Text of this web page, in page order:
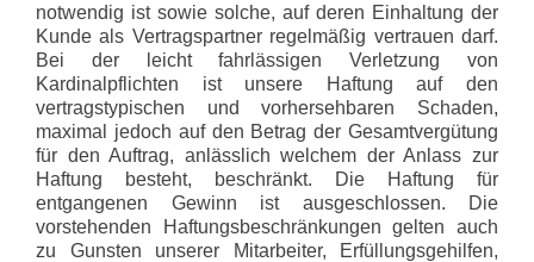
notwendig ist sowie solche, auf deren Einhaltung der
Kunde als Vertragspartner regelmäßig vertrauen darf.
Bei der leicht fahrlässigen Verletzung von
Kardinalpflichten ist unsere Haftung auf den
vertragstypischen und vorhersehbaren Schaden,
maximal jedoch auf den Betrag der Gesamtvergütung
für den Auftrag, anlässlich welchem der Anlass zur
Haftung besteht, beschränkt. Die Haftung für
entgangenen Gewinn ist ausgeschlossen. Die
vorstehenden Haftungsbeschränkungen gelten auch
zu Gunsten unserer Mitarbeiter, Erfüllungsgehilfen,